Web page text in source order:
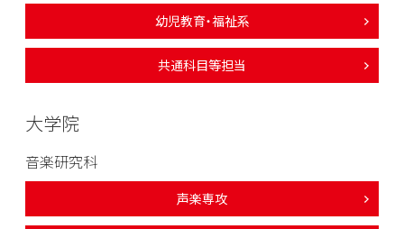
幼児教育・福祉系
共通科目等担当
大学院
音楽研究科
声楽専攻